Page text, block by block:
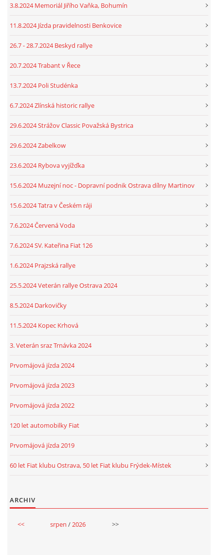
3.8.2024 Memoriál Jiřího Vaňka, Bohumín
11.8.2024 Jízda pravidelnosti Benkovice
26.7 - 28.7.2024 Beskyd rallye
20.7.2024 Trabant v Řece
13.7.2024 Poli Studénka
6.7.2024 Zlínská historic rallye
29.6.2024 Strážov Classic Považská Bystrica
29.6.2024 Zabelkow
23.6.2024 Rybova vyjížďka
15.6.2024 Muzejní noc - Dopravní podnik Ostrava dílny Martinov
15.6.2024 Tatra v Českém ráji
7.6.2024 Červená Voda
7.6.2024 SV. Kateřina Fiat 126
1.6.2024 Prajzská rallye
25.5.2024 Veterán rallye Ostrava 2024
8.5.2024 Darkovičky
11.5.2024 Kopec Krhová
3. Veterán sraz Trnávka 2024
Prvomájová jízda 2024
Prvomájová jízda 2023
Prvomájová jízda 2022
120 let automobilky Fiat
Prvomájová jízda 2019
60 let Fiat klubu Ostrava, 50 let Fiat klubu Frýdek-Místek
ARCHIV
<< srpen / 2026 >>